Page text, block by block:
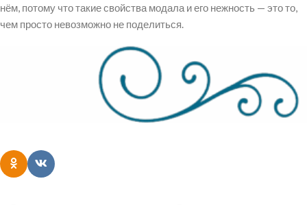
нём, потому что такие свойства модала и его нежность — это то,
чем просто невозможно не поделиться.